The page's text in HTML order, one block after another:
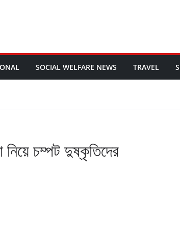
SOCIAL WELFARE NEWS TRAVEL
নিয়ে চম্পট দুষ্কৃতিদের